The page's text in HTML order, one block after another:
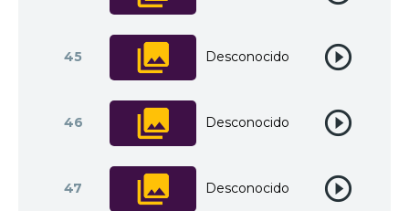
45 Desconocido
46 Desconocido
47 Desconocido